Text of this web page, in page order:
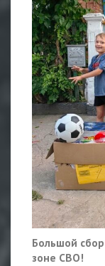
Большой
зоне СВО!